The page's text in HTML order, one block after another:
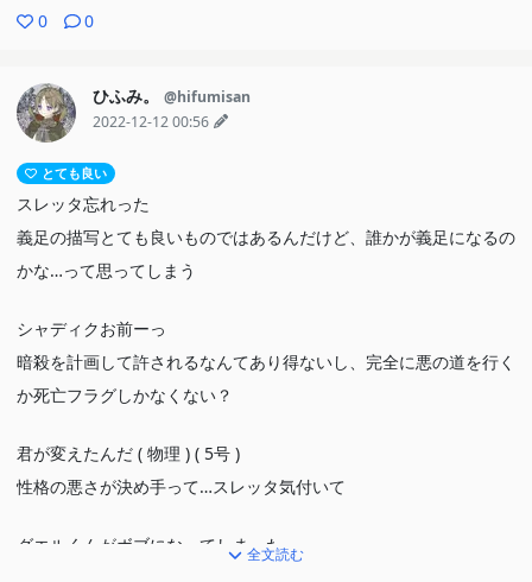
0 0
ひふみ。
@hifumisan
2022-12-12 00:56
とても良い
スレッタ忘れった
義足の描写とても良いものではあるんだけど、誰かが義足になるの
かな…って思ってしまう
シャディクお前ーっ
暗殺を計画して許されるなんてあり得ないし、完全に悪の道を行く
か死亡フラグしかなくない？
君が変えたんだ ( 物理 ) ( 5号 )
性格の悪さが決め手って…スレッタ気付いて
グエルくんがボブになってしまった
全文読む